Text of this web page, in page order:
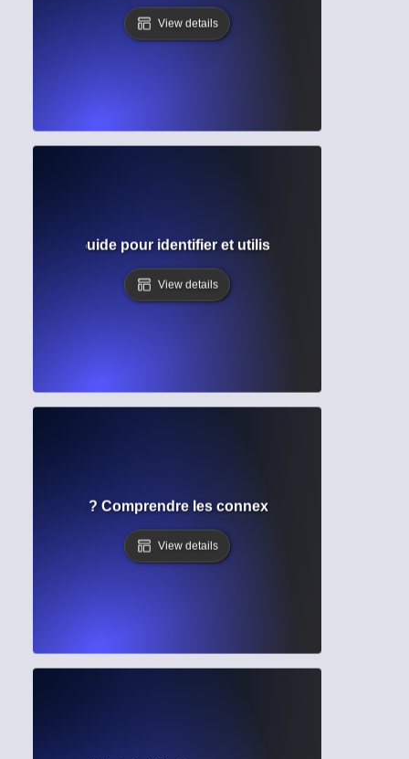
View details
? Guide pour identifier et utiliser les matériaux de
View details
citations ? Comprendre les connexions entre les
View details